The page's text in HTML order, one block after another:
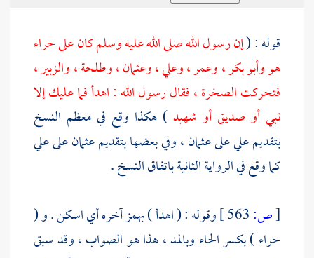
قوله : (إن رسول الله صلى الله عليه وسلم كان علىحراء
هووأبو بكر،وعمر،وعلي،وعثمان،وطلحة،والزبير،
فتحركت الصخرة ، فقال رسول الله : اهدأ فما عليك إلا
نبي أو صديق أو شهيد ) هكذا وقع في معظم النسخ
بتقديمعليعلىعثمان، وفي بعضها بتقديمعثمانعلىعلي
كما وقع في الرواية الثانية باتفاق النسخ .
[ص:
وقوله : ( اهدأ ) بهمز آخره أي اسكن . و (
حراء ) بكسر الحاء وبالمد ، هذا هو الصواب ، وقد سبق